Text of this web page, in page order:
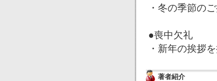
・冬の季節の
●喪中欠礼
・新年の挨拶
著者紹介